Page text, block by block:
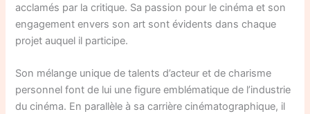
acclamés par la critique. Sa passion pour le cinéma et son
engagement envers son art sont évidents dans chaque
projet auquel il participe.
Son mélange unique de talents d’acteur et de charisme
personnel font de lui une figure emblématique de l’industrie
du cinéma. En parallèle à sa carrière cinématographique, il